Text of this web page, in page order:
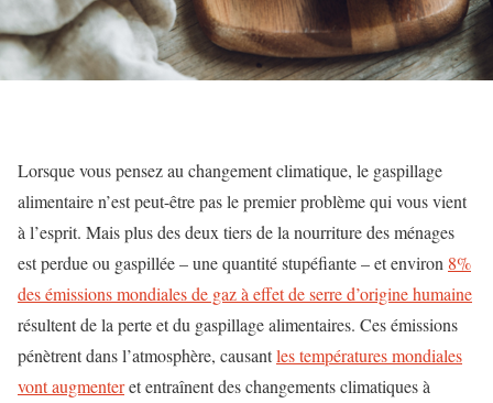
Lorsque vous pensez au changement climatique, le gaspillage
alimentaire n’est peut-être pas le premier problème qui vous vient
à l’esprit. Mais plus des deux tiers de la nourriture des ménages
est perdue ou gaspillée – une quantité stupéfiante – et environ 8%
des émissions mondiales de gaz à effet de serre d’origine humaine
résultent de la perte et du gaspillage alimentaires. Ces émissions
pénètrent dans l’atmosphère, causantles températures mondiales
vont augmenteret entraînent des changements climatiques à